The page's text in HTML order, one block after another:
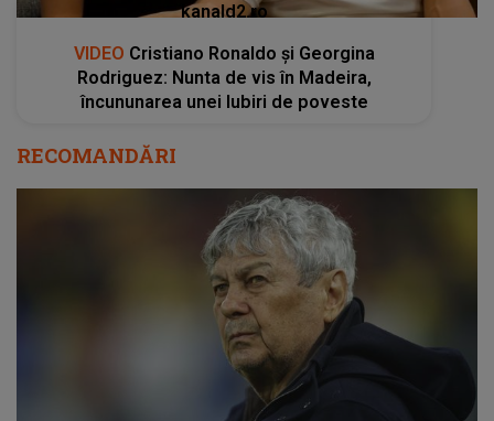
kanald2.ro
VIDEO Cristiano Ronaldo și Georgina
Rodriguez: Nunta de vis în Madeira,
încununarea unei Iubiri de poveste
RECOMANDĂRI